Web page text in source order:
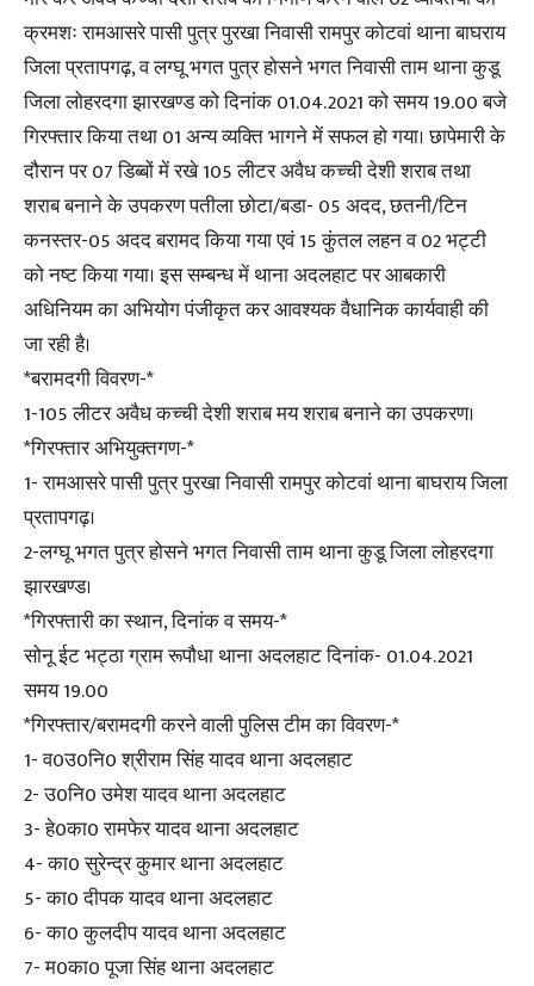
क्रमशः रामआसरे पासी पुत्र पुरखा निवासी रामपुर कोटवां थाना बाघराय
जिला प्रतापगढ़, व लग्घू भगत पुत्र होसने भगत निवासी ताम थाना कुडू
जिला लोहरदगा झारखण्ड को दिनांक 01.04.2021 को समय 19.00 बजे
गिरफ्तार किया तथा 01 अन्य व्यक्ति भागने में सफल हो गया। छापेमारी के
दौरान पर 07 डिब्बों में रखे 105 लीटर अवैध कच्ची देशी शराब तथा
शराब बनाने के उपकरण पतीला छोटा/बडा- 05 अदद, छतनी/टिन
कनस्तर-05 अदद बरामद किया गया एवं 15 कुंतल लहन व 02 भट्टी
को नष्ट किया गया। इस सम्बन्ध में थाना अदलहाट पर आबकारी
अधिनियम का अभियोग पंजीकृत कर आवश्यक वैधानिक कार्यवाही की
जा रही है।
*बरामदगी विवरण-*
1-105 लीटर अवैध कच्ची देशी शराब मय शराब बनाने का उपकरण।
*गिरफ्तार अभियुक्तगण-*
1- रामआसरे पासी पुत्र पुरखा निवासी रामपुर कोटवां थाना बाघराय जिला
प्रतापगढ़।
2-लग्घू भगत पुत्र होसने भगत निवासी ताम थाना कुडू जिला लोहरदगा
झारखण्ड।
*गिरफ्तारी का स्थान, दिनांक व समय-*
सोनू ईट भट्ठा ग्राम रूपौधा थाना अदलहाट दिनांक- 01.04.2021
समय 19.00
*गिरफ्तार/बरामदगी करने वाली पुलिस टीम का विवरण-*
1- व0उ0नि0 श्रीराम सिंह यादव थाना अदलहाट
2- उ0नि0 उमेश यादव थाना अदलहाट
3- हे0का0 रामफेर यादव थाना अदलहाट
4- का0 सुरेन्द्र कुमार थाना अदलहाट
5- का0 दीपक यादव थाना अदलहाट
6- का0 कुलदीप यादव थाना अदलहाट
7- म0का0 पूजा सिंह थाना अदलहाट